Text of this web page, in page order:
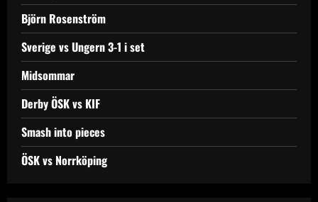
Björn Rosenström
Sverige vs Ungern 3-1 i set
Midsommar
Derby ÖSK vs KIF
Smash into pieces
ÖSK vs Norrköping